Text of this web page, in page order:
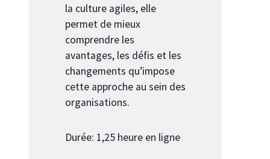
la culture agiles, elle
permet de mieux
comprendre les
avantages, les défis et les
changements qu’impose
cette approche au sein des
organisations.
Durée: 1,25 heure en ligne